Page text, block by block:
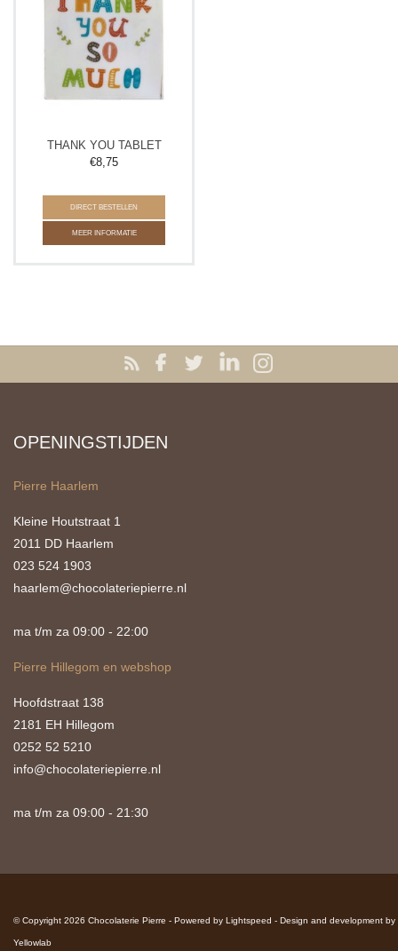
THANK YOU TABLET
€8,75
DIRECT BESTELLEN
MEER INFORMATIE
OPENINGSTIJDEN
Pierre Haarlem
Kleine Houtstraat 1
2011 DD Haarlem
023 524 1903
haarlem@chocolateriepierre.nl
ma t/m za 09:00 - 22:00
Pierre Hillegom en webshop
Hoofdstraat 138
2181 EH Hillegom
0252 52 5210
info@chocolateriepierre.nl
ma t/m za 09:00 - 21:30
© Copyright 2026 Chocolaterie Pierre - Powered by Lightspeed - Design and development by
Yellowlab